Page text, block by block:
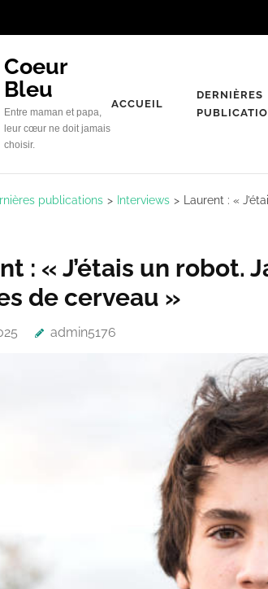
Coeur
Bleu
Entre maman et papa,
leur cœur ne doit jamais
choisir.
ACCUEIL
DERNIÈRES
publications > Interviews > Laurent : «
: « J’étais un robot.
de cerveau »
admin5176